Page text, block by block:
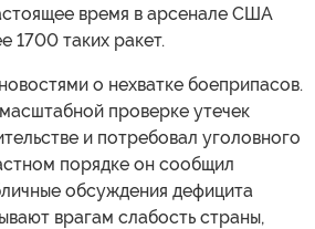
время в арсенале США
1700 таких ракет.
о нехватке боеприпасов.
проверке утечек
и потребовал уголовного
порядке он сообщил
обсуждения дефицита
врагам слабость страны,